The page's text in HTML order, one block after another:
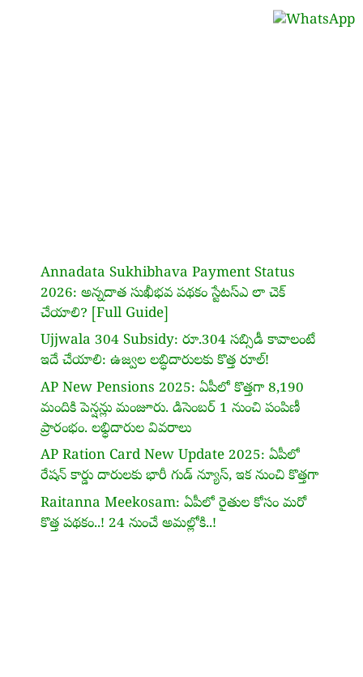
Annadata Sukhibhava Payment Status
2026: అన్నదాత సుఖీభవ పథకం స్టేటస్ఎ లా చెక్
చేయాలి? [Full Guide]
Ujjwala 304 Subsidy: రూ.304 సబ్సిడీ కావాలంటే
ఇదే చేయాలి: ఉజ్వల లబ్ధిదారులకు కొత్త రూల్!
AP New Pensions 2025: ఏపీలో కొత్తగా 8,190
మందికి పెన్షన్లు మంజూరు. డిసెంబర్ 1 నుంచి పంపిణీ
ప్రారంభం. లభ్ధిదారుల వివరాలు
AP Ration Card New Update 2025: ఏపీలో
రేషన్ కార్డు దారులకు భారీ గుడ్ న్యూస్, ఇక నుంచి కొత్తగా
Raitanna Meekosam: ఏపీలో రైతుల కోసం మరో
కొత్త పథకం..! 24 నుంచే అమల్లోకి..!